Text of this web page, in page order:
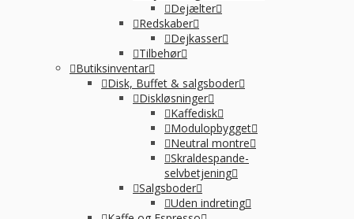
Dejælter
Redskaber
Dejkasser
Tilbehør
Butiksinventar
Disk, Buffet & salgsboder
Diskløsninger
Kaffedisk
Modulopbygget
Neutral montre
Skraldespande-
selvbetjening
Salgsboder
Uden indreting